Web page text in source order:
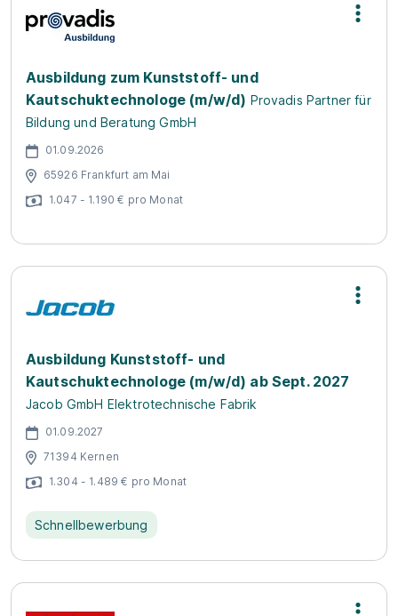
Ausbildung zum Kunststoff- und
Kautschuktechnologe (m/w/d) Provadis Partner für
Bildung und Beratung GmbH
01.09.2026
65926 Frankfurt am Mai
1.047 - 1.190 € pro Monat
Ausbildung Kunststoff- und
Kautschuktechnologe (m/w/d) ab Sept. 2027
Jacob GmbH Elektrotechnische Fabrik
01.09.2027
71394 Kernen
1.304 - 1.489 € pro Monat
Schnellbewerbung